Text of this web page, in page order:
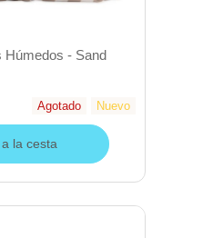
Húmedos - Sand
Agotado Nuevo
la cesta